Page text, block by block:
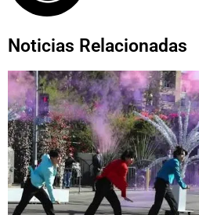
Noticias Relacionadas